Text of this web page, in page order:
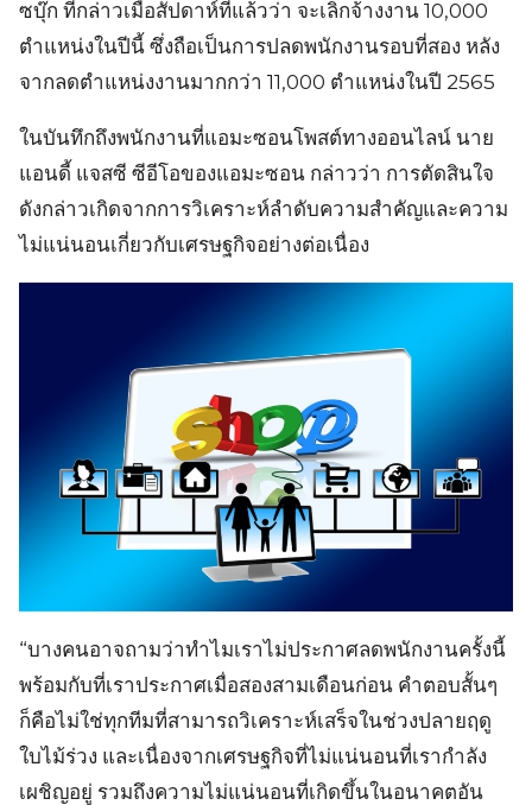
for:
ซบุ๊ก ที่กล่าวเมื่อสัปดาห์ที่แล้วว่า จะเลิกจ้างงาน 10,000
ตำแหน่งในปีนี้ ซึ่งถือเป็นการปลดพนักงานรอบที่สอง หลัง
จากลดตำแหน่งงานมากกว่า 11,000 ตำแหน่งในปี 2565
ในบันทึกถึงพนักงานที่แอมะซอนโพสต์ทางออนไลน์ นาย
แอนดี้ แจสซี ซีอีโอของแอมะซอน กล่าวว่า การตัดสินใจ
ดังกล่าวเกิดจากการวิเคราะห์ลำดับความสำคัญและความ
ไม่แน่นอนเกี่ยวกับเศรษฐกิจอย่างต่อเนื่อง
“บางคนอาจถามว่าทำไมเราไม่ประกาศลดพนักงานครั้งนี้
พร้อมกับที่เราประกาศเมื่อสองสามเดือนก่อน คำตอบสั้นๆ
ก็คือไม่ใช่ทุกทีมที่สามารถวิเคราะห์เสร็จในช่วงปลายฤดู
ใบไม้ร่วง และเนื่องจากเศรษฐกิจที่ไม่แน่นอนที่เรากำลัง
เผชิญอยู่ รวมถึงความไม่แน่นอนที่เกิดขึ้นในอนาคตอัน